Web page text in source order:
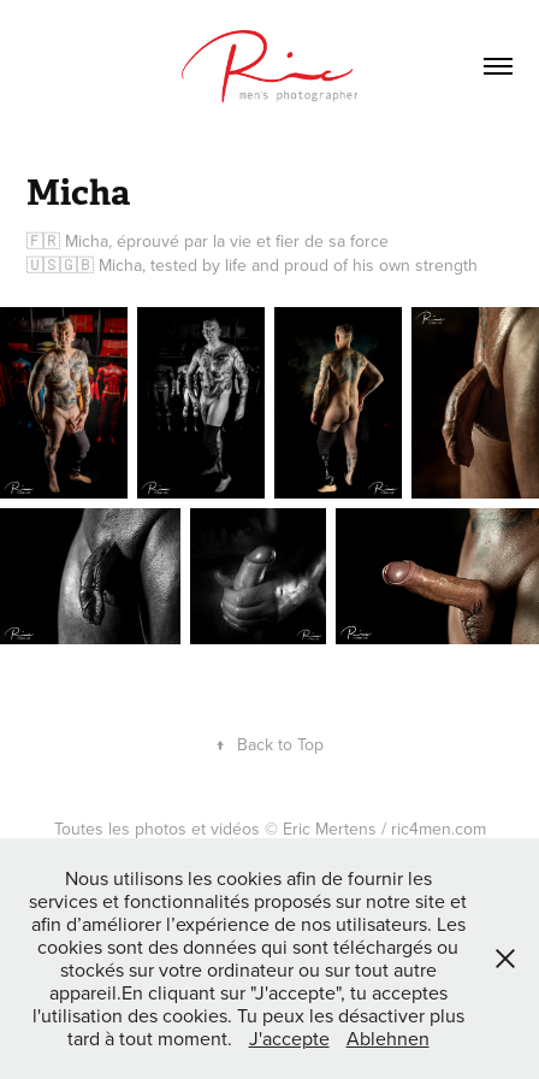
Micha
🇫🇷 Micha, éprouvé par la vie et fier de sa force
↑ Back to Top
Toutes les photos et vidéos © Eric Mertens / ric4men.com
rights reserved. Unauthorized use is prohibited. | Alle Rechte
vorbehalten.
mentions légales / RGPD / Impressum / Datenschutzerklärung
Nous utilisons les cookies afin de fournir les
services et fonctionnalités proposés sur notre site et
afin d’améliorer l’expérience de nos utilisateurs. Les
cookies sont des données qui sont téléchargés ou
stockés sur votre ordinateur ou sur tout autre
appareil.En cliquant sur "J'accepte", tu acceptes
l'utilisation des cookies. Tu peux les désactiver plus
tard à tout moment.
J'accepte Ablehnen